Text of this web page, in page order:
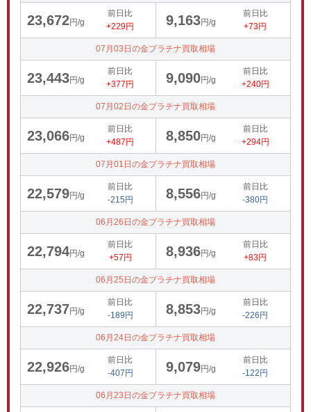
23,672円/g
前日比
+229円
9,163円/g
前日比
+73円
07月03日の金プラチナ買取相場
23,443円/g
前日比
+377円
9,090円/g
前日比
+240円
07月02日の金プラチナ買取相場
23,066円/g
前日比
+487円
8,850円/g
前日比
+294円
07月01日の金プラチナ買取相場
22,579円/g
前日比
-215円
8,556円/g
前日比
-380円
06月26日の金プラチナ買取相場
22,794円/g
前日比
+57円
8,936円/g
前日比
+83円
06月25日の金プラチナ買取相場
22,737円/g
前日比
-189円
8,853円/g
前日比
-226円
06月24日の金プラチナ買取相場
22,926円/g
前日比
-407円
9,079円/g
前日比
-122円
06月23日の金プラチナ買取相場